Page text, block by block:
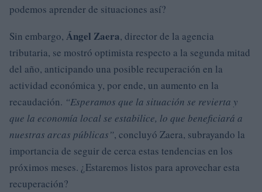
podemos aprender de situaciones así?
Sin embargo, Ángel Zaera, director de la agencia
tributaria, se mostró optimista respecto a la segunda mitad
del año, anticipando una posible recuperación en la
actividad económica y, por ende, un aumento en la
recaudación. “Esperamos que la situación se revierta y
que la economía local se estabilice, lo que beneficiará a
nuestras arcas públicas”, concluyó Zaera, subrayando la
importancia de seguir de cerca estas tendencias en los
próximos meses. ¿Estaremos listos para aprovechar esta
recuperación?